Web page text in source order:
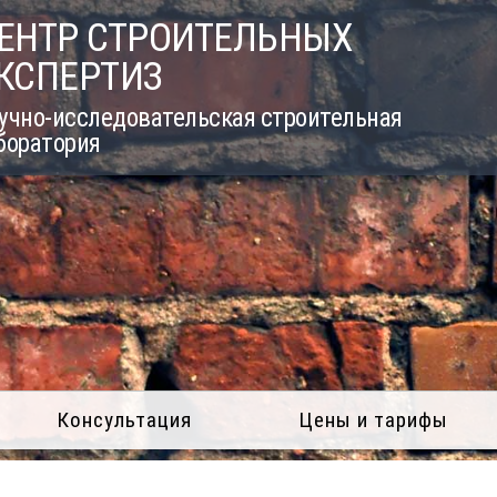
СТРОИТЕЛЬНЫХ
исследовательская строительная
Консультация Цены и тарифы